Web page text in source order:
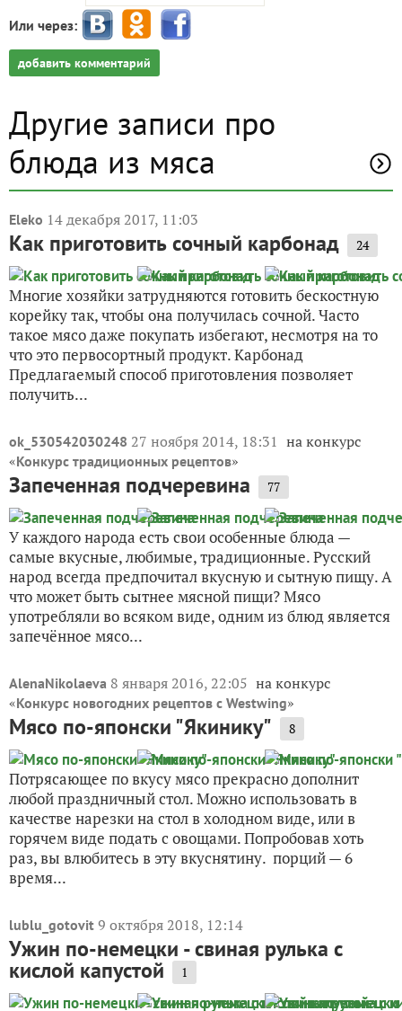
Или через:
добавить комментарий
Другие записи про
блюда из мяса
Eleko 14 декабря 2017, 11:03
Как приготовить сочный карбонад 24
Многие хозяйки затрудняются готовить бескостную
корейку так, чтобы она получилась сочной. Часто
такое мясо даже покупать избегают, несмотря на то
что это первосортный продукт. Карбонад
Предлагаемый способ приготовления позволяет
получить...
ok_530542030248 27 ноября 2014, 18:31 на конкурс
«Конкурс традиционных рецептов»
Запеченная подчеревина 77
У каждого народа есть свои особенные блюда —
самые вкусные, любимые, традиционные. Русский
народ всегда предпочитал вкусную и сытную пищу. А
что может быть сытнее мясной пищи? Мясо
употребляли во всяком виде, одним из блюд является
запечённое мясо...
AlenaNikolaeva 8 января 2016, 22:05 на конкурс
«Конкурс новогодних рецептов с Westwing»
Мясо по-японски "Якинику" 8
Потрясающее по вкусу мясо прекрасно дополнит
любой праздничный стол. Можно использовать в
качестве нарезки на стол в холодном виде, или в
горячем виде подать с овощами. Попробовав хоть
раз, вы влюбитесь в эту вкуснятину. порций — 6
время...
lublu_gotovit 9 октября 2018, 12:14
Ужин по-немецки - свиная рулька с
кислой капустой 1